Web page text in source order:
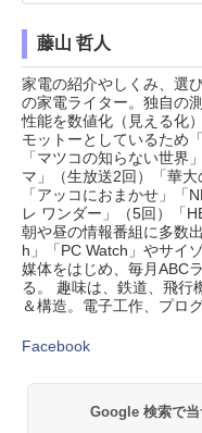
藤山 哲人
家電の紹介やしくみ、選
の家電ライター。独自の
性能を数値化（見える化
モットーとしているため
「マツコの知らない世界
マ」（生放送2回）「華大
「アッコにおまかせ」「
レ ワンダー」（5回）「
朝や昼の情報番組に多数
h」「PC Watch」やサイ
媒体をはじめ、毎月ABC
る。 趣味は、鉄道、飛行
＆構造。電子工作、プロ
Facebook
Google 検索で当